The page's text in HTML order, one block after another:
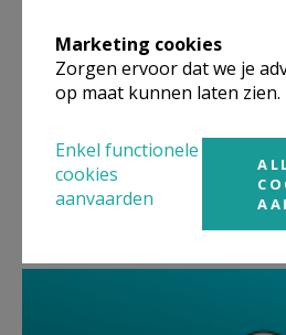
Solidariteit volgens:
Van Hecke
Marketing cookies
Zorgen ervoor dat we je
op maat kunnen laten zien.
Enkel functionele
cookies
aanvaarden